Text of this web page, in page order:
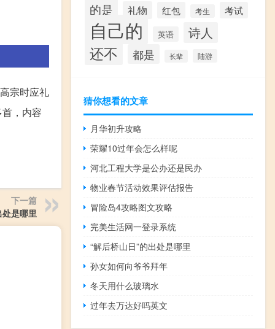
宗时应礼
，内容
下一篇
是哪里
的是 礼物 红包 考生 考试
自己的 英语 诗人
还不 都是 长辈 陆游
猜你想看的文章
月华初升攻略
荣耀10过年会怎么样呢
河北工程大学是公办还是民办
物业春节活动效果评估报告
冒险岛4攻略图文攻略
完美生活网一登录系统
“解后桥山日”的出处是哪里
孙女如何向爷爷拜年
冬天用什么玻璃水
过年去万达好吗英文